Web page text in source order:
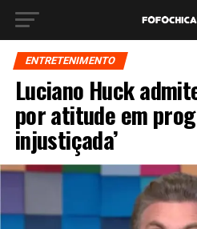
ENTRETENIMENTO
Luciano Huck
por atitude em
injustiçada’